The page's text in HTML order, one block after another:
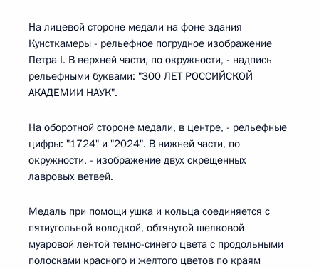
На лицевой стороне медали на фоне здания
Кунсткамеры - рельефное погрудное изображение
Петра I. В верхней части, по окружности, - надпись
рельефными буквами: "300 ЛЕТ РОССИЙСКОЙ
АКАДЕМИИ НАУК".
На оборотной стороне медали, в центре, - рельефные
цифры: "1724" и "2024". В нижней части, по
окружности, - изображение двух скрещенных
лавровых ветвей.
Медаль при помощи ушка и кольца соединяется с
пятиугольной колодкой, обтянутой шелковой
муаровой лентой темно-синего цвета с продольными
полосками красного и желтого цветов по краям